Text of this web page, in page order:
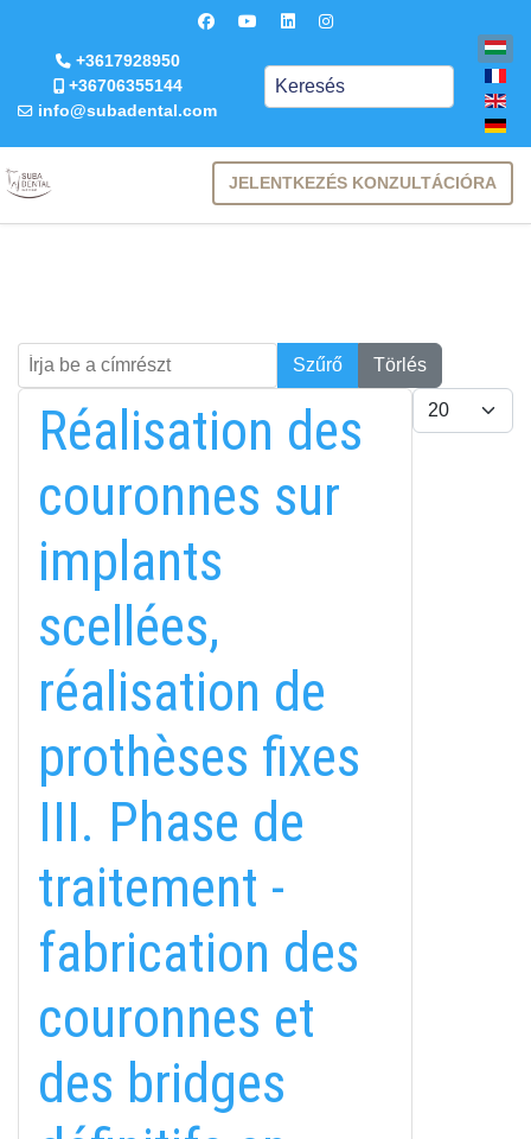
Keresés
+3617928950
+36706355144
info@subadental.com
JELENTKEZÉS KONZULTÁCIÓRA
Írja be a címrészt
Keresés Szűrő
Törlés
Tételek #
Réalisation des
couronnes sur
implants
scellées,
réalisation de
prothèses fixes
III. Phase de
traitement -
fabrication des
couronnes et
des bridges